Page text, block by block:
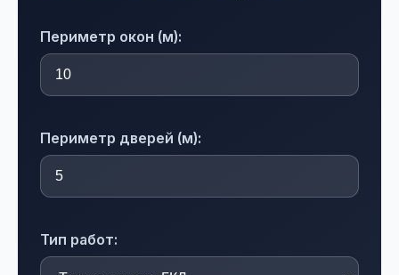
Периметр окон (м):
Периметр дверей (м):
Тип работ: